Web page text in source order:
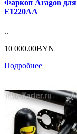
Фаркоп Aragon для
E1220AA
..
10 000.00BYN
Подробнее